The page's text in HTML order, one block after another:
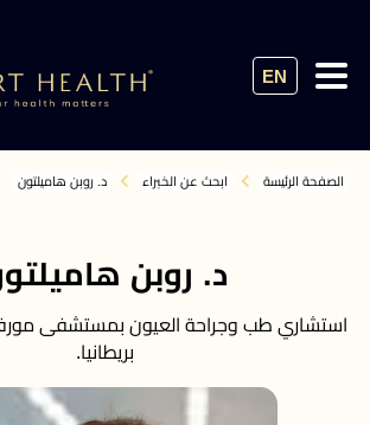
EN
الصفحة الرئيسة ابحث عن الخبراء د. روبن هاميلتون
د. روبن
استشاري طب وجراحة العيون بمستشفى
بريطانيا.